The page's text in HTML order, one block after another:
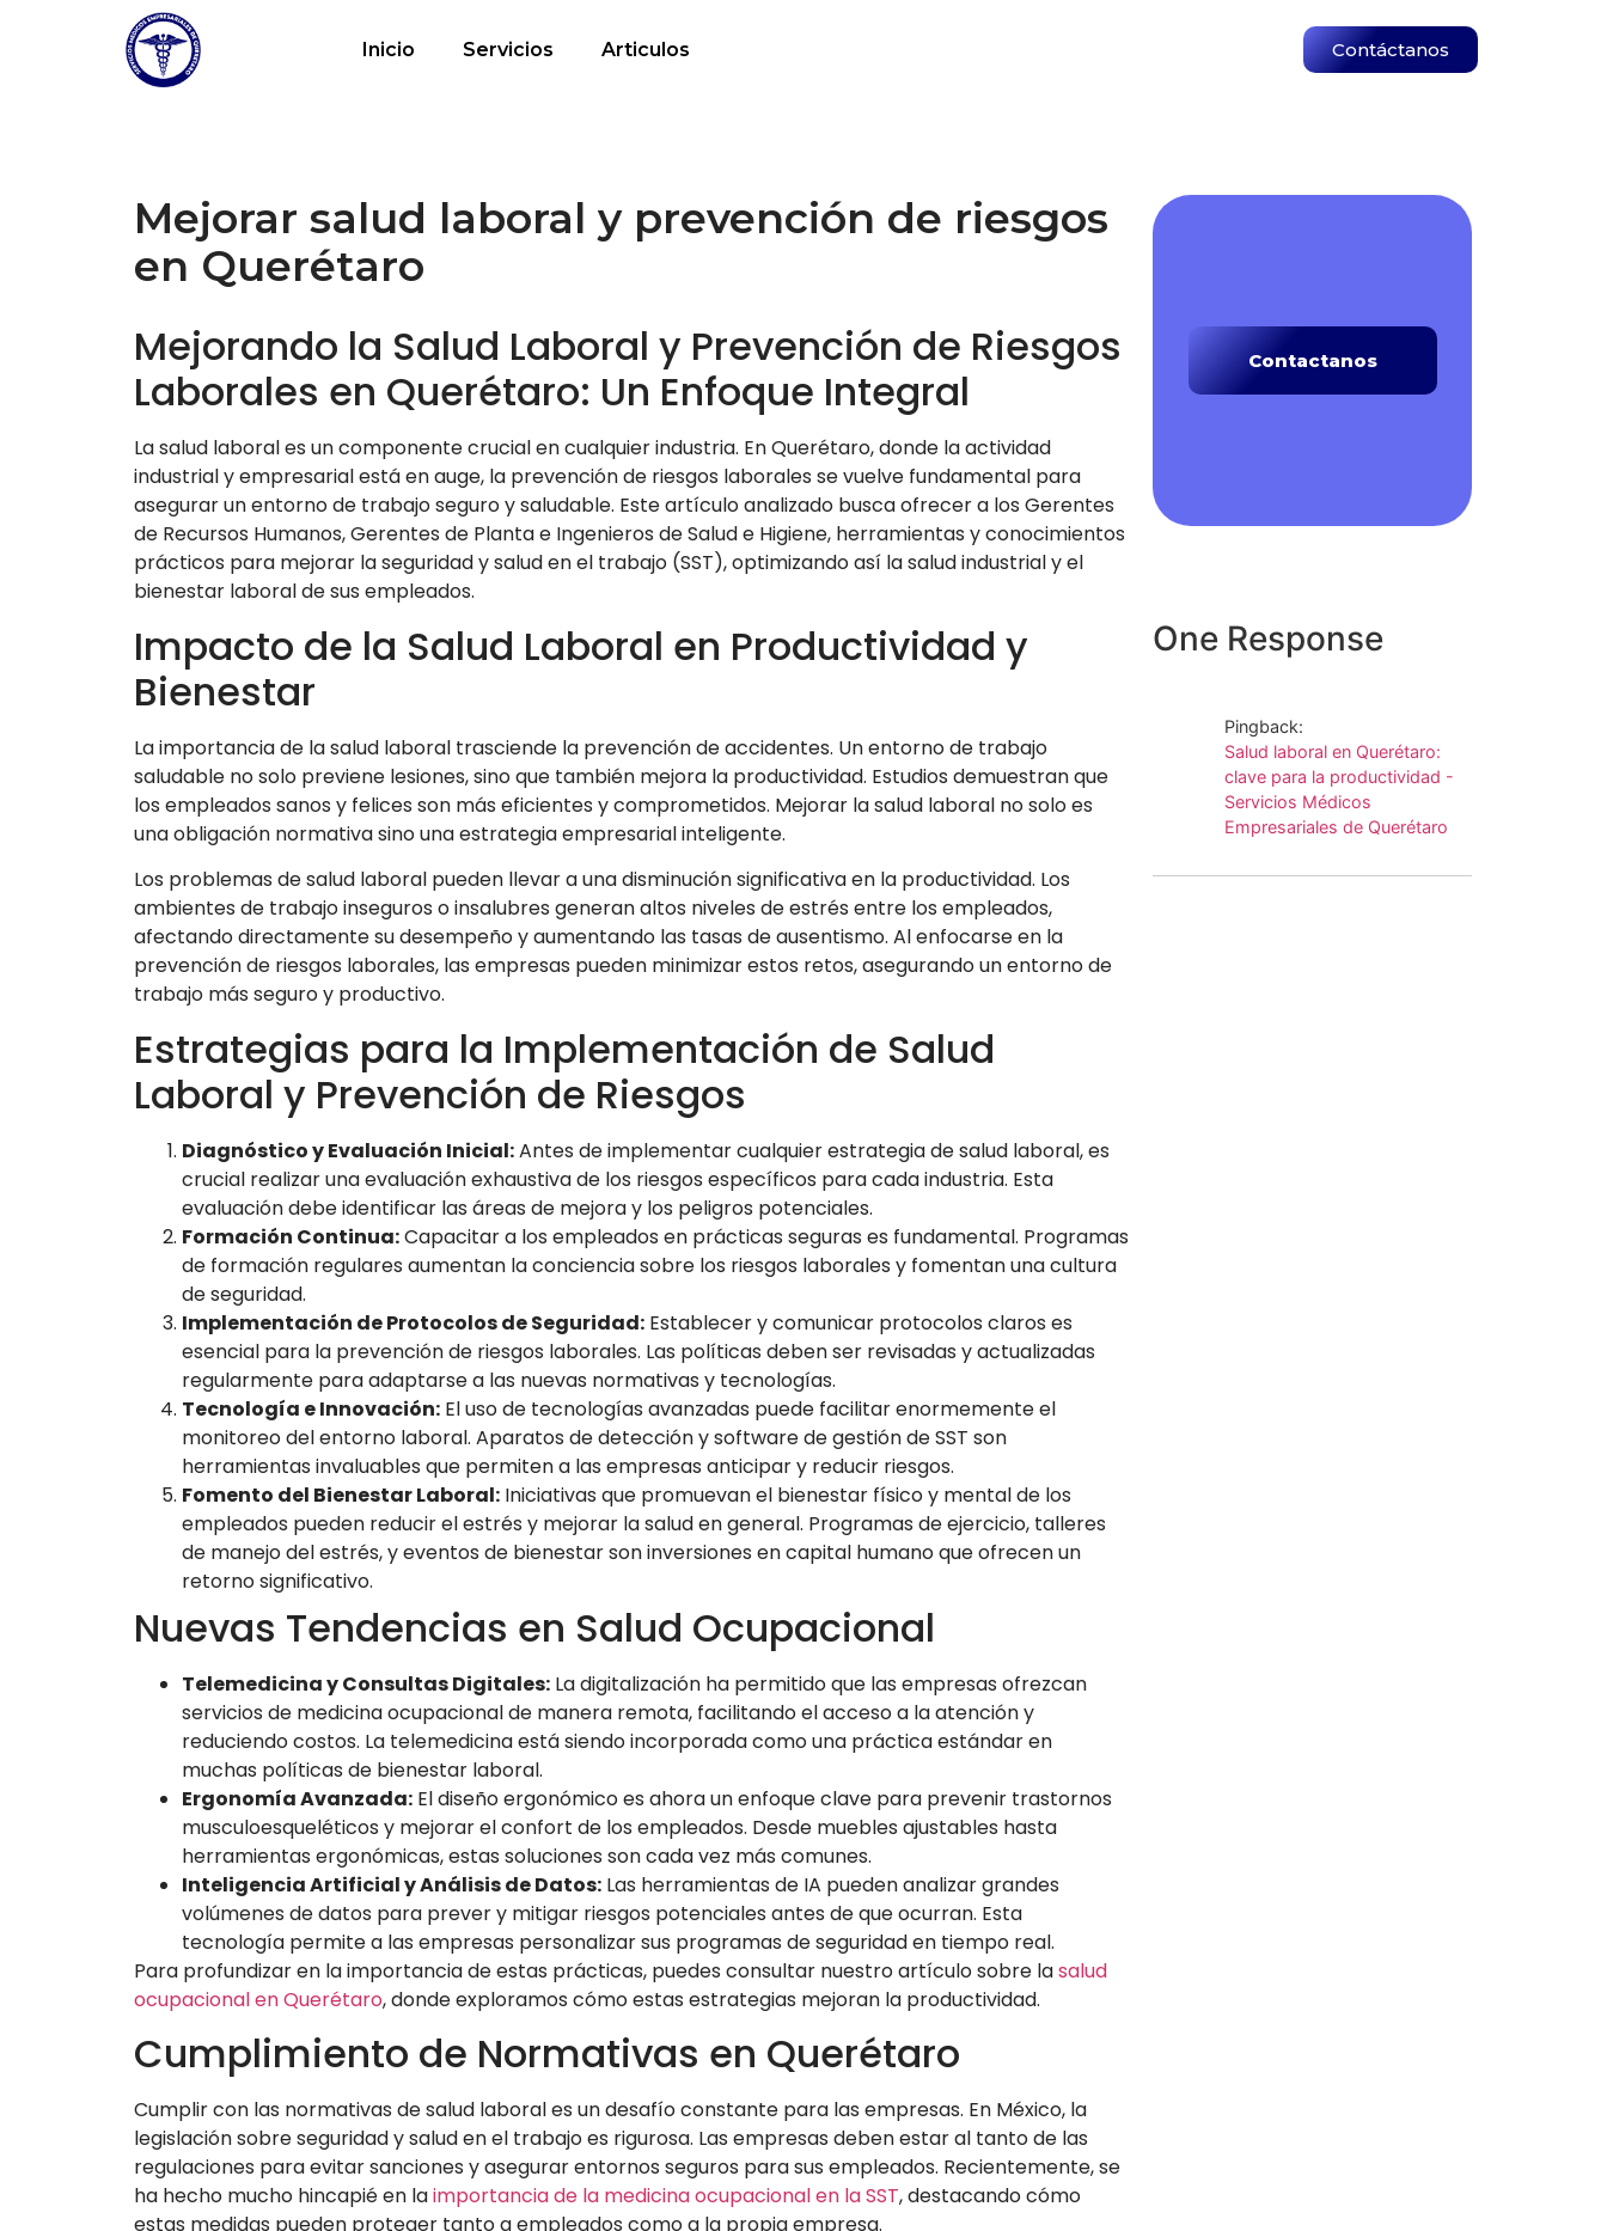
Inicio Servicios Articulos Contáctanos
Mejorar salud laboral y prevención de riesgos
en Querétaro
Mejorando la Salud Laboral y Prevención de Riesgos
Laborales en Querétaro: Un Enfoque Integral
La salud laboral es un componente crucial en cualquier industria. En Querétaro, donde la actividad
industrial y empresarial está en auge, la prevención de riesgos laborales se vuelve fundamental para
asegurar un entorno de trabajo seguro y saludable. Este artículo analizado busca ofrecer a los Gerentes
de Recursos Humanos, Gerentes de Planta e Ingenieros de Salud e Higiene, herramientas y conocimientos
prácticos para mejorar la seguridad y salud en el trabajo (SST), optimizando así la salud industrial y el
bienestar laboral de sus empleados.
Impacto de la Salud Laboral en Productividad y
Bienestar
La importancia de la salud laboral trasciende la prevención de accidentes. Un entorno de trabajo
saludable no solo previene lesiones, sino que también mejora la productividad. Estudios demuestran que
los empleados sanos y felices son más eficientes y comprometidos. Mejorar la salud laboral no solo es
una obligación normativa sino una estrategia empresarial inteligente.
Los problemas de salud laboral pueden llevar a una disminución significativa en la productividad. Los
ambientes de trabajo inseguros o insalubres generan altos niveles de estrés entre los empleados,
afectando directamente su desempeño y aumentando las tasas de ausentismo. Al enfocarse en la
prevención de riesgos laborales, las empresas pueden minimizar estos retos, asegurando un entorno de
trabajo más seguro y productivo.
Estrategias para la Implementación de Salud
Laboral y Prevención de Riesgos
Diagnóstico y Evaluación Inicial:Antes de implementar cualquier estrategia de salud laboral, es
crucial realizar una evaluación exhaustiva de los riesgos específicos para cada industria. Esta
evaluación debe identificar las áreas de mejora y los peligros potenciales.
Formación Continua:Capacitar a los empleados en prácticas seguras es fundamental. Programas
de formación regulares aumentan la conciencia sobre los riesgos laborales y fomentan una cultura
de seguridad.
Implementación de Protocolos de Seguridad: Establecer y comunicar protocolos claros es
esencial para la prevención de riesgos laborales. Las políticas deben ser revisadas y actualizadas
regularmente para adaptarse a las nuevas normativas y tecnologías.
Tecnología e Innovación: El uso de tecnologías avanzadas puede facilitar enormemente el
monitoreo del entorno laboral. Aparatos de detección y software de gestión de SST son
herramientas invaluables que permiten a las empresas anticipar y reducir riesgos.
Fomento del Bienestar Laboral: Iniciativas que promuevan el bienestar físico y mental de los
empleados pueden reducir el estrés y mejorar la salud en general. Programas de ejercicio, talleres
de manejo del estrés, y eventos de bienestar son inversiones en capital humano que ofrecen un
retorno significativo.
Nuevas Tendencias en Salud Ocupacional
Telemedicina y Consultas Digitales: La digitalización ha permitido que las empresas ofrezcan
servicios de medicina ocupacional de manera remota, facilitando el acceso a la atención y
reduciendo costos. La telemedicina está siendo incorporada como una práctica estándar en
muchas políticas de bienestar laboral.
Ergonomía Avanzada: El diseño ergonómico es ahora un enfoque clave para prevenir trastornos
musculoesqueléticos y mejorar el confort de los empleados. Desde muebles ajustables hasta
herramientas ergonómicas, estas soluciones son cada vez más comunes.
Inteligencia Artificial y Análisis de Datos: Las herramientas de IA pueden analizar grandes
volúmenes de datos para prever y mitigar riesgos potenciales antes de que ocurran. Esta
tecnología permite a las empresas personalizar sus programas de seguridad en tiempo real.
Para profundizar en la importancia de estas prácticas, puedes consultar nuestro artículo sobre lasalud
ocupacional en Querétaro, donde exploramos cómo estas estrategias mejoran la productividad.
Cumplimiento de Normativas en Querétaro
Cumplir con las normativas de salud laboral es un desafío constante para las empresas. En México, la
legislación sobre seguridad y salud en el trabajo es rigurosa. Las empresas deben estar al tanto de las
regulaciones para evitar sanciones y asegurar entornos seguros para sus empleados. Recientemente, se
ha hecho mucho hincapié en laimportancia de la medicina ocupacional en la SST, destacando cómo
estas medidas pueden proteger tanto a empleados como a la propia empresa.
Contactanos
One Response
Pingback:
Salud laboral en Querétaro:
clave para la productividad -
Servicios Médicos
Empresariales de Querétaro